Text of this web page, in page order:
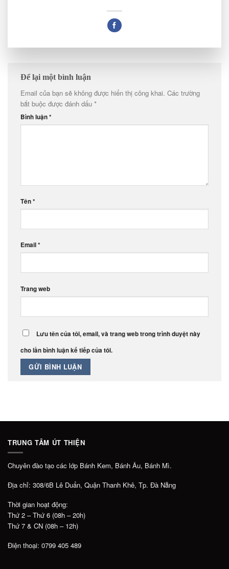
Để lại một bình luận
Email của bạn sẽ không được hiển thị công khai. Các trường
bắt buộc được đánh dấu *
Bình luận*
Tên*
Email*
Trang web
Lưu tên của tôi, email, và trang web trong trình duyệt này
cho lần bình luận kế tiếp của tôi.
TRUNG TÂM ÚT THIỆN
Chuyên đào tạo các lớp Bánh Kem, Bánh Âu, Bánh Mì.
Địa chỉ: 308/6B Lê Duẩn, Quận Thanh Khê, Tp. Đà Nẵng
Thời gian hoạt động:
Thứ 2 – Thứ 6 (08h – 20h)
Thứ 7 & CN (08h – 12h)
Điện thoại: 0799 405 489